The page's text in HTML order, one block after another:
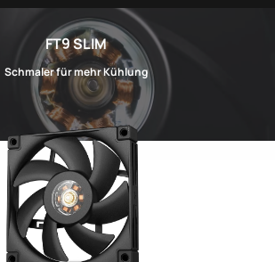
FT9 SLIM
Schmaler für mehr Kühlung